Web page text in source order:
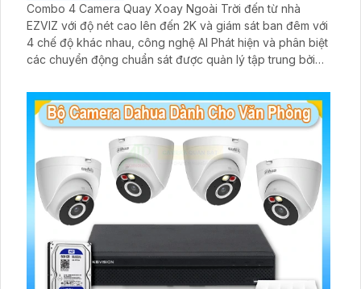
Combo 4 Camera Quay Xoay Ngoài Trời đến từ nhà
EZVIZ với độ nét cao lên đến 2K và giám sát ban đêm với
4 chế độ khác nhau, công nghệ AI Phát hiện và phân biệt
các chuyển động chuẩn sát được quản lý tập trung bởi